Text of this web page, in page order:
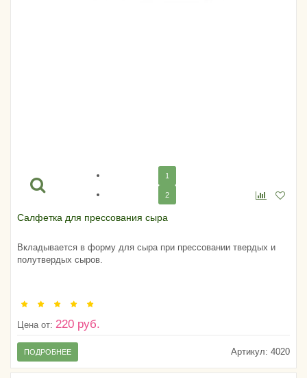
1
2
Салфетка для прессования сыра
Вкладывается в форму для сыра при прессовании твердых и
полутвердых сыров.
Цена от: 220 руб.
Артикул: 4020
ПОДРОБНЕЕ